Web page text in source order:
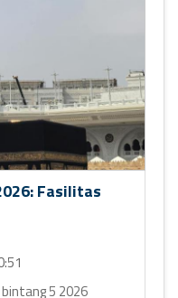
Fasilitas
5 2026